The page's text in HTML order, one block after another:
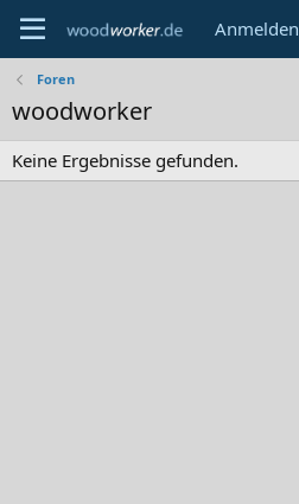
Anmelden
Foren
woodworker
Keine Ergebnisse gefunden.